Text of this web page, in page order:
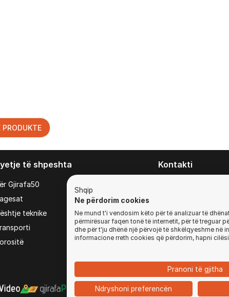
PRODUKTE
të shpeshta
Gjirafa50
teknike
Kontakti
Për kërkesa të
b2b@zirafa50.mk
Shqip
Ne përdorim cookies
Ne mund t'i vendosim këto për të analizuar të
përmirësuar faqen tonë të internetit, për të treguar
dhe për t'ju dhënë një përvojë të shkëlqyeshme në
informacione rreth cookies që përdorim, hapni
Pranoni të gjitha
Ndryshoni preferencën